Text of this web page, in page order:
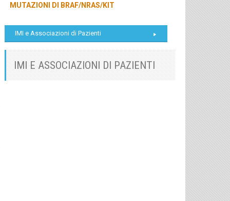
MUTAZIONI DI BRAF/NRAS/KIT
IMI e Associazioni di Pazienti
IMI E ASSOCIAZIONI DI PAZIENTI